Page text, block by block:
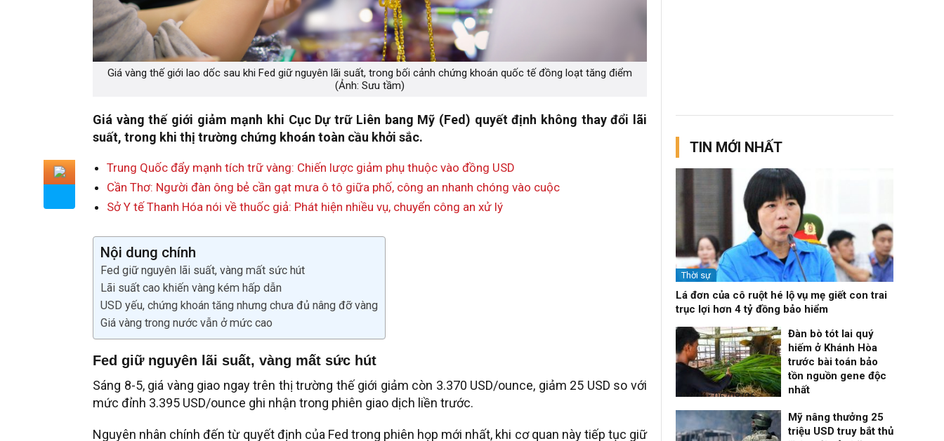
Giá vàng thế giới lao dốc sau khi Fed giữ nguyên lãi suất, trong bối cảnh chứng khoán quốc tế đồng loạt tăng điểm
(Ảnh: Sưu tầm)
Giá vàng thế giới giảm mạnh khi Cục Dự trữ Liên bang Mỹ (Fed) quyết định không thay đổi lãi
suất, trong khi thị trường chứng khoán toàn cầu khởi sắc.
Trung Quốc đẩy mạnh tích trữ vàng: Chiến lược giảm phụ thuộc vào đồng USD
Cần Thơ: Người đàn ông bẻ cần gạt mưa ô tô giữa phố, công an nhanh chóng vào cuộc
Sở Y tế Thanh Hóa nói về thuốc giả: Phát hiện nhiều vụ, chuyển công an xử lý
Nội dung chính
Fed giữ nguyên lãi suất, vàng mất sức hút
Lãi suất cao khiến vàng kém hấp dẫn
USD yếu, chứng khoán tăng nhưng chưa đủ nâng đỡ vàng
Giá vàng trong nước vẫn ở mức cao
Fed giữ nguyên lãi suất, vàng mất sức hút
Sáng 8-5, giá vàng giao ngay trên thị trường thế giới giảm còn 3.370 USD/ounce, giảm 25 USD so với
mức đỉnh 3.395 USD/ounce ghi nhận trong phiên giao dịch liền trước.
Nguyên nhân chính đến từ quyết định của Fed trong phiên họp mới nhất, khi cơ quan này tiếp tục giữ
TIN MỚI NHẤT
Thời sự
Lá đơn của cô ruột hé lộ vụ mẹ giết con trai
trục lợi hơn 4 tỷ đồng bảo hiểm
Thời sự
06/08/26, 19:09
Đàn bò tót lai quý
hiếm ở Khánh Hòa
trước bài toán bảo
tồn nguồn gene độc
nhất
Mỹ nâng thưởng 25
triệu USD truy bắt thủ